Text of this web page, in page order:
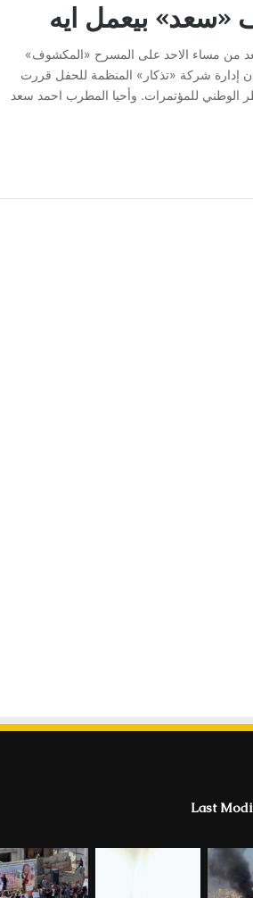
«سعد» بيعمل ايه
من مساء الاحد على المسرح «المكشوف»
ان إدارة شركة «تذكار» المنظمة للحفل قررت
الوطني للمؤتمرات. وأحيا المطرب احمد سعد
Last